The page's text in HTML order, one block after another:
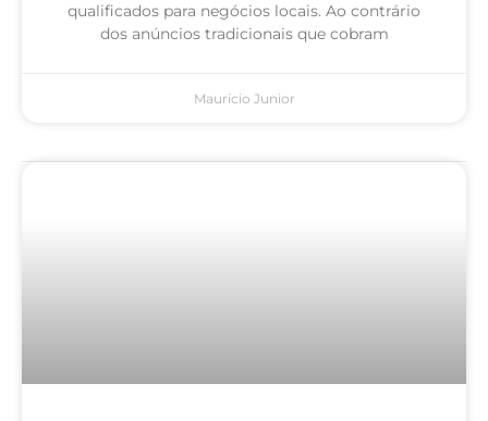
qualificados para negócios locais. Ao contrário
dos anúncios tradicionais que cobram
Mauricio Junior